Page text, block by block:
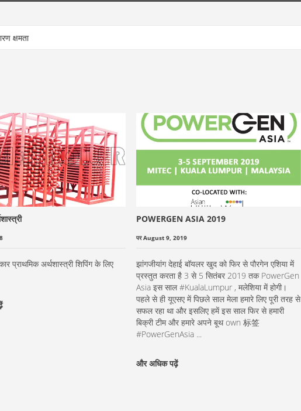
क्षमता
प्राथमिक अर्थशास्त्री शिपिंग के लिए
POWERGEN ASIA 2019
पर August 9, 2019
झांगजीयांग देहाई बॉयलर खुद को फिर से पौरगेन एशिया में
प्रस्तुत करता है 3 से 5 सितंबर 2019 तक PowerGen
Asia इस साल #KualaLumpur , मलेशिया में होगी।
पहले से ही यूएसए में पिछले साल मेला हमारे लिए पूरी तरह से
सफल रहा था और इसलिए हमें इस साल फिर से हमारी
बिक्री टीम और हमारे अपने बूथ own 标签
#PowerGenAsia ...
और अधिक पढ़ें